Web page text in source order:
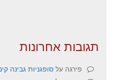
תגובות אחרונות
פירגה על סופגניות גבינה